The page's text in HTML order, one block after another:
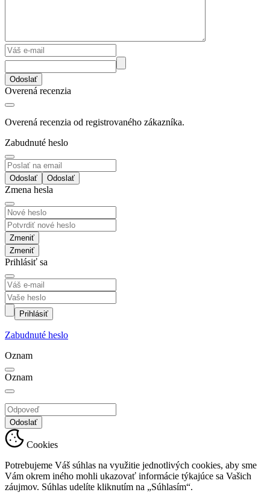
Odoslať
Overená recenzia
Overená recenzia od registrovaného zákazníka.
Zabudnuté heslo
Odoslať
Zmena hesla
Zmeniť
Prihlásiť sa
Prihlásiť
Zabudnuté heslo
Oznam
Oznam
Odoslať
Cookies
Potrebujeme Váš súhlas na využitie jednotlivých cookies, aby sme
Vám okrem iného mohli ukazovať informácie týkajúce sa Vašich
záujmov. Súhlas udelíte kliknutím na „Súhlasím“.